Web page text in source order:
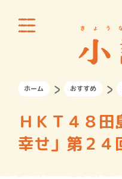
ホーム おすすめ
ＨＫＴ４８
幸せ」第２４